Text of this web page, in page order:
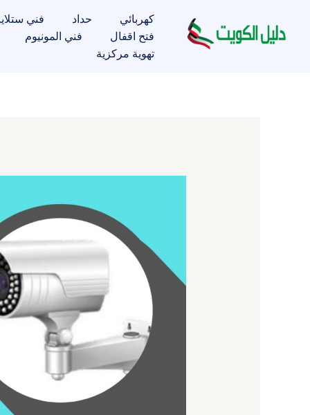
المحتوى
كهربائي حداد
فني
فتح اقفال
فني المونيوم
تهوية مركزية